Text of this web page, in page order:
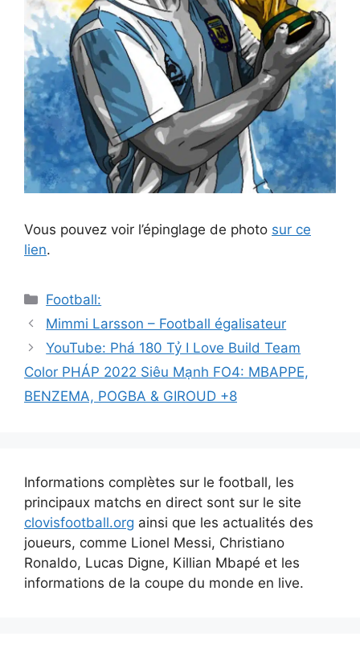
Vous pouvez voir l’épinglage de photo sur ce
lien.
Catégories
Football:
Navigation
des
Mimmi Larsson – Football égalisateur
YouTube: Phá 180 Tỷ I Love Build Team
Color PHÁP 2022 Siêu Mạnh FO4: MBAPPE,
BENZEMA, POGBA & GIROUD +8
Informations complètes sur le football, les
principaux matchs en direct sont sur le site
clovisfootball.org ainsi que les actualités des
joueurs, comme Lionel Messi, Christiano
Ronaldo, Lucas Digne, Killian Mbapé et les
informations de la coupe du monde en live.